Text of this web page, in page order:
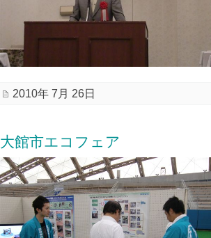
2010年 7月 26日
大館市エコフェア